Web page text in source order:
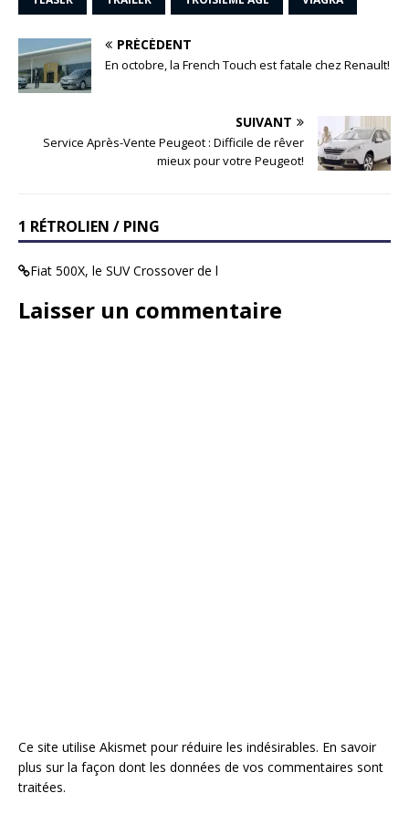
PRÉCÉDENT
En octobre, la French Touch est fatale chez Renault!
SUIVANT
Service Après-Vente Peugeot : Difficile de rêver
mieux pour votre Peugeot!
1 RÉTROLIEN / PING
Fiat 500X, le SUV Crossover de l
Laisser un commentaire
Ce site utilise Akismet pour réduire les indésirables. En savoir
plus sur la façon dont les données de vos commentaires sont
traitées.